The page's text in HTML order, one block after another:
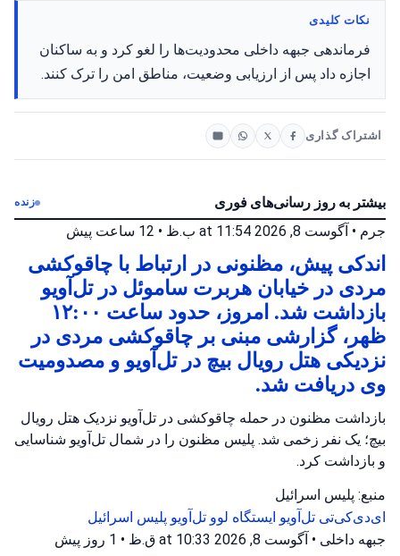
نکات کلیدی
فرماندهی جبهه داخلی محدودیت‌ها را لغو کرد و به ساکنان
اجازه داد پس از ارزیابی وضعیت، مناطق امن را ترک کنند.
اشتراک گذاری
بیشتر به روز رسانی‌های فوری زنده
جرم • آگوست 8, 2026 at 11:54 ب.ظ • 12 ساعت پیش
اندکی پیش، مظنونی در ارتباط با چاقوکشی
مردی در خیابان هربرت ساموئل در تل‌آویو
بازداشت شد. امروز، حدود ساعت ۱۲:۰۰
ظهر، گزارشی مبنی بر چاقوکشی مردی در
نزدیکی هتل رویال بیچ در تل‌آویو و مصدومیت
وی دریافت شد.
بازداشت مظنون در حمله چاقوکشی در تل‌آویو نزدیک هتل رویال
بیچ؛ یک نفر زخمی شد. پلیس مظنون را در شمال تل‌آویو شناسایی
و بازداشت کرد.
منبع: پلیس اسرائیل
ای‌دی‌کی‌تی تل‌آویو ایستگاه لوو تل‌آویو پلیس اسرائیل
جبهه داخلی • آگوست 8, 2026 at 10:33 ق.ظ • 1 روز پیش